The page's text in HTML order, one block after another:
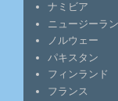
ナミビア
ニュージーラ
ノルウェー
パキスタン
フィンランド
フランス